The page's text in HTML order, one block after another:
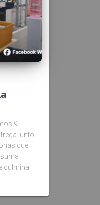
9
junto
que
culmina